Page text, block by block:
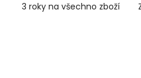
3 roky na všechno zboží